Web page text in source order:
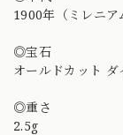
1900年（ミレニア
◎宝石
オールドカット ダ
◎重さ
2.5g